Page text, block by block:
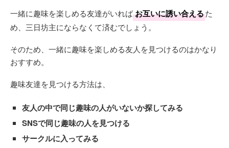
一緒に趣味を楽しめる友達がいればお互いに誘い合えるた
め、三日坊主にならなくて済むでしょう。
そのため、一緒に趣味を楽しめる友人を見つけるのはかなり
おすすめ。
趣味友達を見つける方法は、
友人の中で同じ趣味の人がいないか探してみる
SNSで同じ趣味の人を見つける
サークルに入ってみる